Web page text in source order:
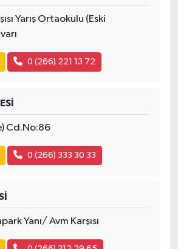
Yarış Ortaokulu (Eski
0 (266) 221 13 72
Cd.No:86
0 (266) 333 30 33
Yanı/ Avm Karşısı